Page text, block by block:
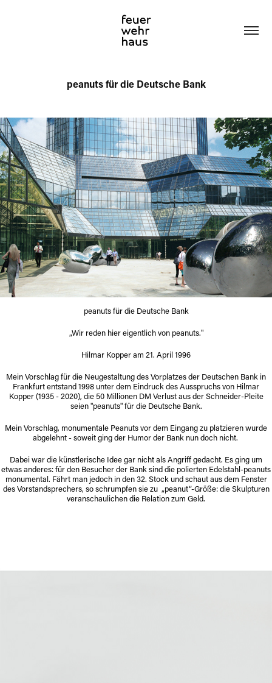
peanuts für die Deutsche Bank
peanuts für die Deutsche Bank
„Wir reden hier eigentlich von peanuts."
Hilmar Kopper am 21. April 1996
Mein Vorschlag für die Neugestaltung des Vorplatzes der Deutschen Bank in
Frankfurt entstand 1998 unter dem Eindruck des Ausspruchs von Hilmar
Kopper (1935 - 2020), die 50 Millionen DM Verlust aus der Schneider-Pleite
seien "peanuts" für die Deutsche Bank.
Mein Vorschlag, monumentale Peanuts vor dem Eingang zu platzieren wurde
abgelehnt - soweit ging der Humor der Bank nun doch nicht.
Dabei war die künstlerische Idee gar nicht als Angriff gedacht. Es ging um
etwas anderes: für den Besucher der Bank sind die polierten Edelstahl-peanuts
monumental. Fährt man jedoch in den 32. Stock und schaut aus dem Fenster
des Vorstandsprechers, so schrumpfen sie zu „peanut“-Größe:die Skulpturen
veranschaulichen die Relation zum Geld.